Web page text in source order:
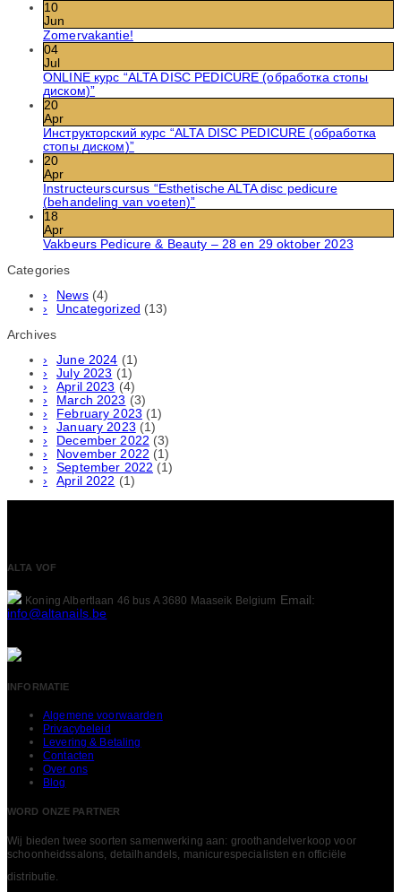
10
Jun
Zomervakantie!
04
Jul
ONLINE курс “ALTA DISC PEDICURE (обработка стопы
диском)”
20
Apr
Инструкторский курс “ALTA DISC PEDICURE (обработка
стопы диском)”
20
Apr
Instructeurscursus “Esthetische ALTA disc pedicure
(behandeling van voeten)”
18
Apr
Vakbeurs Pedicure & Beauty – 28 en 29 oktober 2023
Categories
News(4)
Uncategorized (13)
Archives
June 2024 (1)
July 2023 (1)
April 2023 (4)
March 2023 (3)
February 2023 (1)
January 2023 (1)
December 2022 (3)
November 2022 (1)
September 2022 (1)
April 2022 (1)
ALTA VOF
Koning Albertlaan 46 bus A 3680 Maaseik Belgium Email:
info@altanails.be
INFORMATIE
Algemene voorwaarden
Privacybeleid
Levering & Betaling
Contacten
Over ons
Blog
WORD ONZE PARTNER
Wij bieden twee soorten samenwerking aan: groothandelverkoop voor
schoonheidssalons, detailhandels, manicurespecialisten en officiële
distributie.